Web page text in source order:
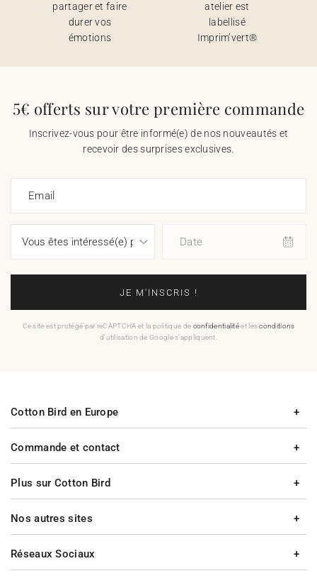
partager et faire
durer vos
émotions
atelier est
labellisé
Imprim’vert®
5€ offerts sur votre première commande
Inscrivez-vous pour être informé(e) de nos nouveautés et
recevoir des surprises exclusives.
Email
Date
JE M'INSCRIS !
Ce site est protégé par reCAPTCHA et la politique de confidentialitéet lesconditions
d'utilisation de Google s'appliquent.
Commande et contact
Plus sur Cotton Bird
Cotton Bird en Europe
Nos autres sites
Réseaux Sociaux